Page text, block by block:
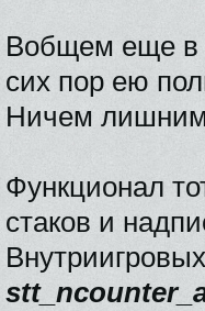
Вобщем еще в
сих пор ею
Ничем лишним
Функционал
стаков и